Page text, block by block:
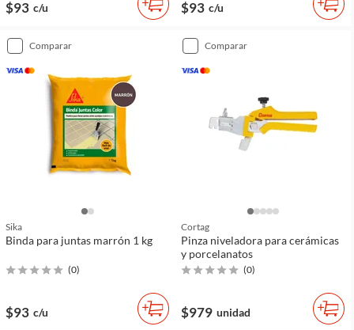
$93 c/u $93 c/u
comparar
Sika
Binda para juntas marrón 1 kg
(0)
$93 c/u
comparar
Cortag
Pinza niveladora para cerámicas
y porcelanatos
(0)
$979 unidad